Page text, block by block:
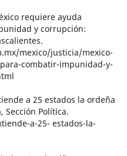
requiere ayuda
y corrupción:
mexico/justicia/mexico-
combatir-impunidad-y-
a 25 estados la ordeña
Sección Política.
a-25- estados-la-